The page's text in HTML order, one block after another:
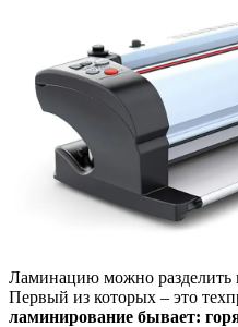
Ламинацию можно
Первый из которых – это
ламинирование бывает: